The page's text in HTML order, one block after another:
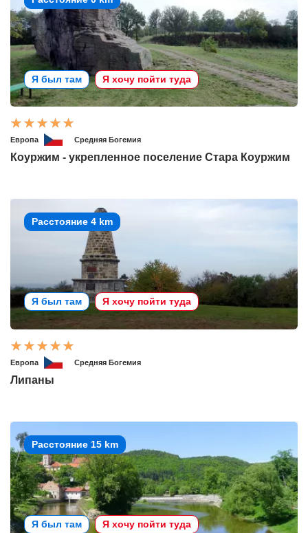
Я был там Я хочу пойти туда
Европа Средняя Богемия
Коуржим - укрепленное поселение Стара Коуржим
Расстояние 4 km
Я был там Я хочу пойти туда
Европа Средняя Богемия
Липаны
Расстояние 15 km
Я был там Я хочу пойти туда